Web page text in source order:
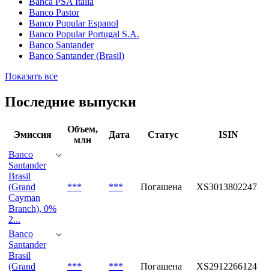
Banco Pastor
Banco Popular Espanol
Banco Popular Portugal S.A.
Banco Santander
Banco Santander (Brasil)
Показать все
Последние выпуски
Эмиссия
Объем,
млн
Дата Статус
ISIN
Banco
Santander
Brasil
(Grand
Cayman
Branch), 0%
2...
*** *** Погашена XS3013802247
Banco
Santander
Brasil
(Grand
*** *** Погашена XS2912266124